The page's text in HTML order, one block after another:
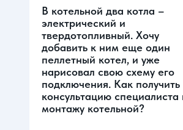
В котельной два котла –
электрический и
твердотопливный. Хочу
добавить к ним еще один
пеллетный котел, и уже
нарисовал свою схему его
подключения. Как получить
консультацию специалиста
монтажу котельной?